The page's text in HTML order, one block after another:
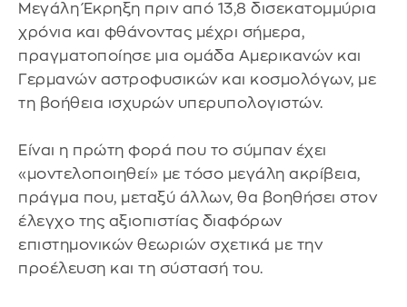
Μεγάλη Έκρηξη πριν από 13,8 δισεκατομμύρια
χρόνια και φθάνοντας μέχρι σήμερα,
πραγματοποίησε μια ομάδα Αμερικανών και
Γερμανών αστροφυσικών και κοσμολόγων, με
τη βοήθεια ισχυρών υπερυπολογιστών.
Είναι η πρώτη φορά που το σύμπαν έχει
«μοντελοποιηθεί» με τόσο μεγάλη ακρίβεια,
πράγμα που, μεταξύ άλλων, θα βοηθήσει στον
έλεγχο της αξιοπιστίας διαφόρων
επιστημονικών θεωριών σχετικά με την
προέλευση και τη σύστασή του.